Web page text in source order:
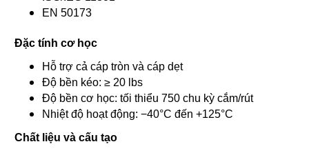
EN 50173
Đặc tính cơ học
Hỗ trợ cả cáp tròn và cáp dẹt
Độ bền kéo: ≥ 20 lbs
Độ bền cơ học: tối thiểu 750 chu kỳ cắm/rút
Nhiệt độ hoạt động: −40°C đến +125°C
Chất liệu và cấu tạo